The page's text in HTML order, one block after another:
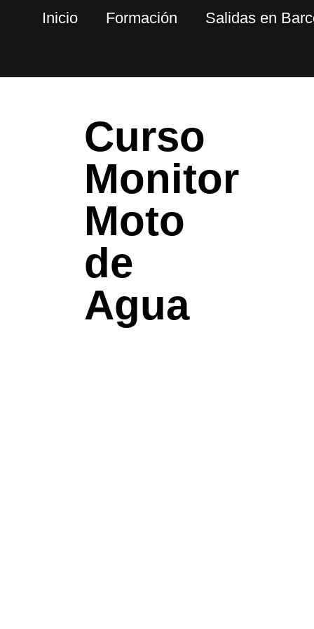
Inicio Formación Salidas en
Curso
Monitor
Moto
de
Agua